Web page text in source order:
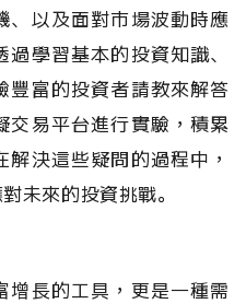
、以及面對市場波動時應
學習基本的投資知識、
富的投資者請教來解答
交易平台進行實驗，積累
決這些疑問的過程中，
未來的投資挑戰。
長的工具，更是一種需